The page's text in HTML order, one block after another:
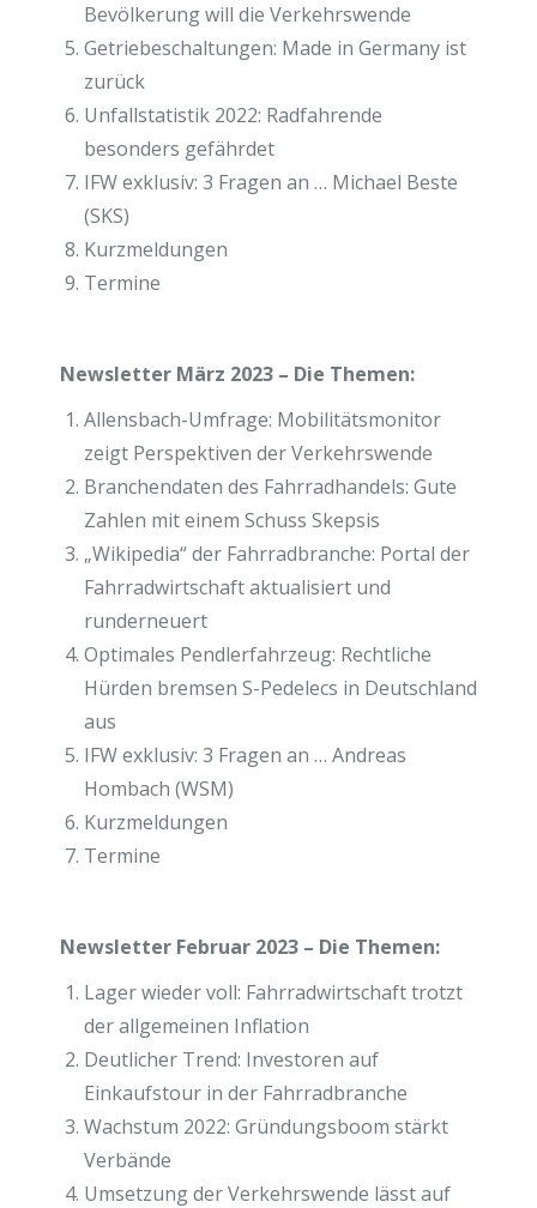
Bevölkerung will die Verkehrswende
Getriebeschaltungen: Made in Germany ist
zurück
Unfallstatistik 2022: Radfahrende
besonders gefährdet
IFW exklusiv: 3 Fragen an … Michael Beste
(SKS)
Kurzmeldungen
Termine
Newsletter März 2023 – Die Themen:
Allensbach-Umfrage: Mobilitätsmonitor
zeigt Perspektiven der Verkehrswende
Branchendaten des Fahrradhandels: Gute
Zahlen mit einem Schuss Skepsis
„Wikipedia“ der Fahrradbranche: Portal der
Fahrradwirtschaft aktualisiert und
runderneuert
Optimales Pendlerfahrzeug: Rechtliche
Hürden bremsen S-Pedelecs in Deutschland
aus
IFW exklusiv: 3 Fragen an … Andreas
Hombach (WSM)
Kurzmeldungen
Termine
Newsletter Februar 2023 – Die Themen:
Lager wieder voll: Fahrradwirtschaft trotzt
der allgemeinen Inflation
Deutlicher Trend: Investoren auf
Einkaufstour in der Fahrradbranche
Wachstum 2022: Gründungsboom stärkt
Verbände
Umsetzung der Verkehrswende lässt auf